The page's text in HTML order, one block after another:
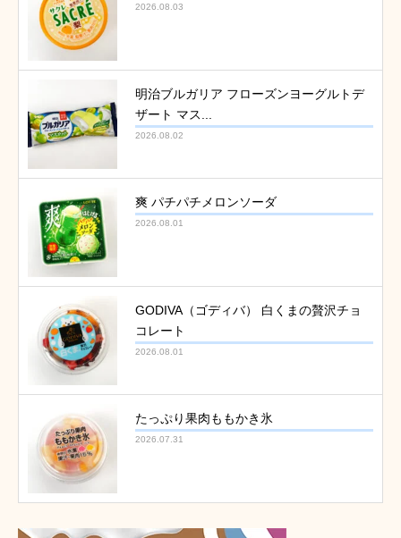
2026.08.03
明治ブルガリア フローズンヨーグルトデ
ザート マス...
2026.08.02
爽 パチパチメロンソーダ
2026.08.01
GODIVA（ゴディバ） 白くまの贅沢チョ
コレート
2026.08.01
たっぷり果肉ももかき氷
2026.07.31